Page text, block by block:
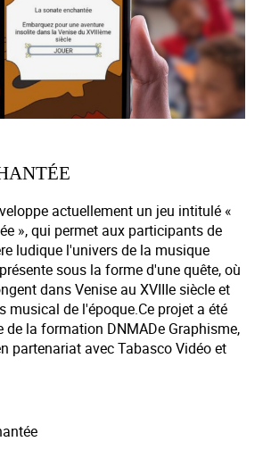
actuellement un jeu intitulé «
», qui permet aux participants de
ludique l'univers de la musique
sous la forme d'une quête, où
dans Venise au XVIIIe siècle et
musical de l'époque.Ce projet a été
de la formation DNMADe Graphisme,
partenariat avec Tabasco Vidéo et